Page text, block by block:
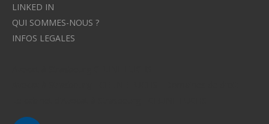
LINKED IN
QUI SOMMES-NOUS ?
INFOS LEGALES